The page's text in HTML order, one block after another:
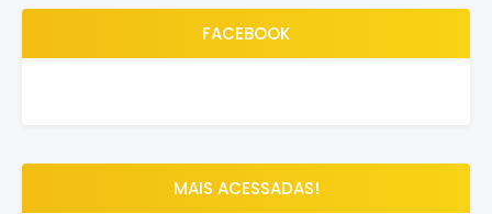
FACEBOOK
MAIS ACESSADAS!